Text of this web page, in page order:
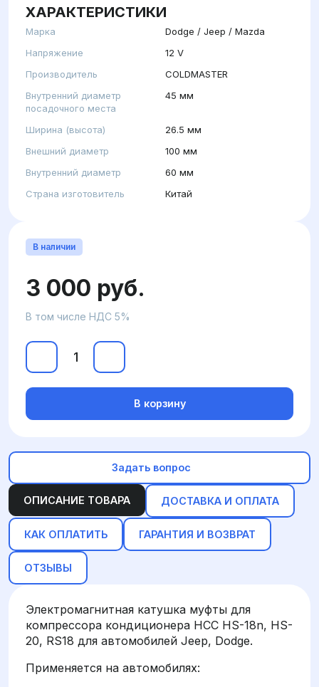
ХАРАКТЕРИСТИКИ
Марка
Dodge / Jeep / Mazda
Напряжение
12 V
Производитель
COLDMASTER
Внутренний диаметр
посадочного места
45 мм
Ширина (высота)
26.5 мм
Внешний диаметр
100 мм
Внутренний диаметр
60 мм
Страна изготовитель
Китай
ОПИСАНИЕ ТОВАРА ДОСТАВКА И ОПЛАТА
КАК ОПЛАТИТЬ ГАРАНТИЯ И ВОЗВРАТ
ОТЗЫВЫ
Электромагнитная катушка муфты для
компрессора кондиционера HCC HS-18n, HS-
20, RS18 для автомобилей Jeep, Dodge.
Применяется на автомобилях:
В наличии
3 000 руб.
В том числе НДС 5%
В корзину
Задать вопрос